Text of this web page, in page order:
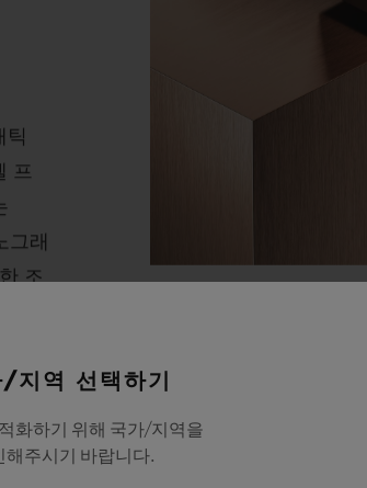
프
래
조
퓨전의 대가라는 경지에
로서 전통적인 5N 18K
/지역 선택하기
화하기 위해 국가/지역을
해주시기 바랍니다.